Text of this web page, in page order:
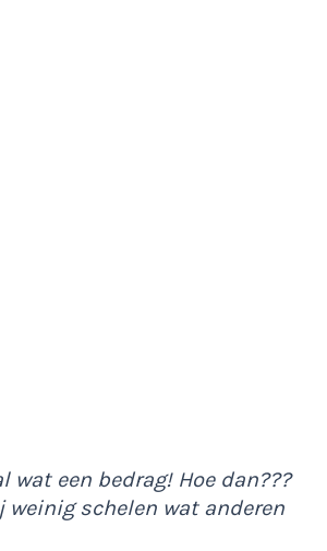
wat een bedrag! Hoe dan???
weinig schelen wat anderen